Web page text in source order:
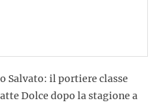
Salvato: il portiere classe
Dolce dopo la stagione a